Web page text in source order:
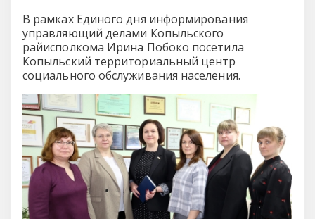
В рамках Единого дня информирования
управляющий делами Копыльского
райисполкома Ирина Побоко посетила
Копыльский территориальный центр
социального обслуживания населения.